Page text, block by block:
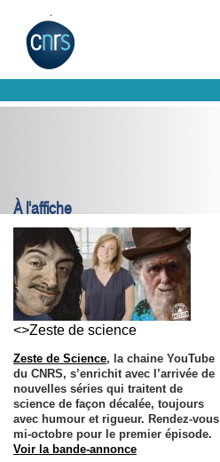
À l'affiche
<>Zeste de science
Zeste de Science, la chaine YouTube
du CNRS, s’enrichit avec l’arrivée de
nouvelles séries qui traitent de
science de façon décalée, toujours
avec humour et rigueur. Rendez-vous
mi-octobre pour le premier épisode.
Voir la bande-annonce